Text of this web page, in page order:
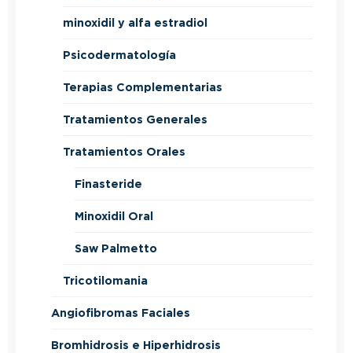
minoxidil y alfa estradiol
Psicodermatología
Terapias Complementarias
Tratamientos Generales
Tratamientos Orales
Finasteride
Minoxidil Oral
Saw Palmetto
Tricotilomania
Angiofibromas Faciales
Bromhidrosis e Hiperhidrosis